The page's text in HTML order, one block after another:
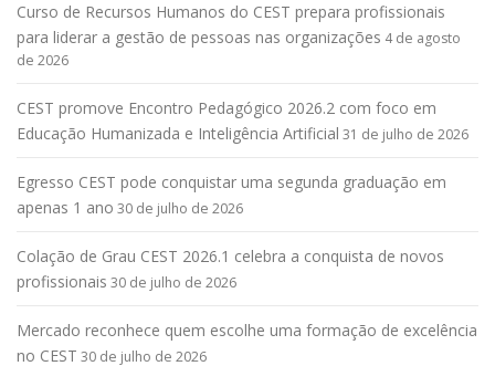
Curso de Recursos Humanos do CEST prepara profissionais
para liderar a gestão de pessoas nas organizações 4 de agosto
de 2026
CEST promove Encontro Pedagógico 2026.2 com foco em
Educação Humanizada e Inteligência Artificial 31 de julho de 2026
Egresso CEST pode conquistar uma segunda graduação em
apenas 1 ano 30 de julho de 2026
Colação de Grau CEST 2026.1 celebra a conquista de novos
profissionais 30 de julho de 2026
Mercado reconhece quem escolhe uma formação de excelência
no CEST 30 de julho de 2026